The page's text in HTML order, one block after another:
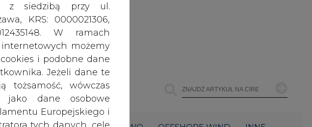
z siedzibą przy ul.
KRS: 0000021306,
W ramach
możemy
i podobne dane
Jeżeli dane te
tożsamość, wówczas
jako dane osobowe
Europejskiego i